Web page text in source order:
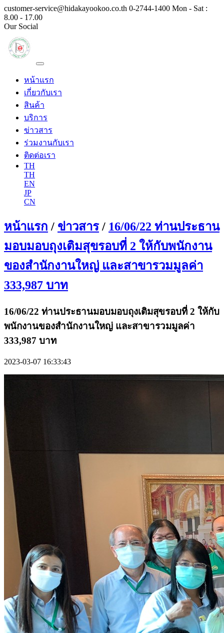
customer-service@hidakayookoo.co.th 0-2744-1400 Mon - Sat :
8.00 - 17.00
Our Social
หน้าแรก
เกี่ยวกับเรา
สินค้า
บริการ
ข่าวสาร
ร่วมงานกับเรา
ติดต่อเรา
TH
TH
EN
JP
CN
หน้าแรก / ข่าวสาร/ 16/06/22 ท่านประธาน
มอบมอบถุงเติมสุขรอบที่ 2 ให้กับพนักงาน
ของสำนักงานใหญ่ และสาขารวมมูลค่า
333,987 บาท
16/06/22 ท่านประธานมอบมอบถุงเติมสุขรอบที่ 2 ให้กับ
พนักงานของสำนักงานใหญ่ และสาขารวมมูลค่า
333,987 บาท
2023-03-07 16:33:43